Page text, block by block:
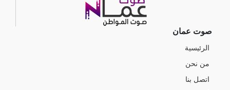
صوت عمان
الرئيسية
من نحن
اتصل بنا